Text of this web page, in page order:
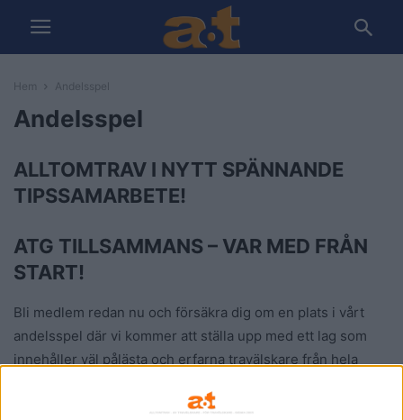
Hem Andelsspel
Andelsspel
ALLTOMTRAV I NYTT SPÄNNANDE
TIPSSAMARBETE!
ATG TILLSAMMANS – VAR MED FRÅN
START!
Bli medlem redan nu och försäkra dig om en plats i vårt
andelsspel där vi kommer att ställa upp med ett lag som
innehåller väl pålästa och erfarna travälskare från hela
levererat grymma speltips till ombud och privatpersoner